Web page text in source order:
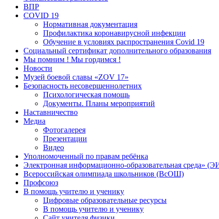
ВПР
COVID 19
Нормативная документация
Профилактика коронавирусной инфекции
Обучение в условиях распространения Covid 19
Социальный сертификат дополнительного образования
Мы помним ! Мы гордимся !
Новости
Музей боевой славы «ZOV 17»
Безопасность несовершеннолетних
Психологическая помощь
Документы. Планы мероприятий
Наставничество
Медиа
Фотогалерея
Презентации
Видео
Уполномоченный по правам ребёнка
Электронная информационно-образовательная среда»
Всероссийская олимпиада школьников (ВсОШ)
Профсоюз
В помощь учителю и ученику
Цифровые образовательные ресурсы
В помощь учителю и ученику